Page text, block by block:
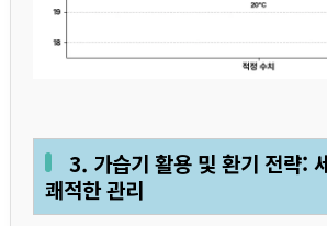
3. 가습기 활용 및 환기 전략:
쾌적한 관리